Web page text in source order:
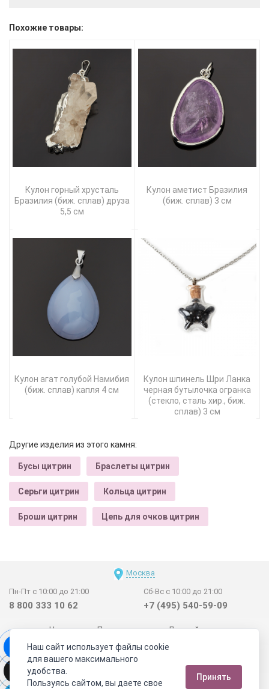
Похожие товары:
Кулон горный хрусталь
Бразилия (биж. сплав) друза
5,5 см
Кулон аметист Бразилия
(биж. сплав) 3 см
Кулон агат голубой Намибия
(биж. сплав) капля 4 см
Кулон шпинель Шри Ланка
черная бутылочка огранка
(стекло, сталь хир., биж.
сплав) 3 см
Другие изделия из этого камня:
Бусы цитрин Браслеты цитрин
Серьги цитрин Кольца цитрин
Броши цитрин Цепь для очков цитрин
Москва
Пн-Пт с 10:00 до 21:00
8 800 333 10 62
Сб-Вс с 10:00 до 21:00
+7 (495) 540-59-09
Новинки Поставщикам
Личный счет
Договор-оферта
О нас
Наши магазины
Отзывы покупателей
Сертификаты
Статьи
Обратная связь
Видео о камнях СОУТ Телеграм
Наш сайт использует файлы cookie
для вашего максимального
удобства.
Пользуясь сайтом, вы даете свое
Принять